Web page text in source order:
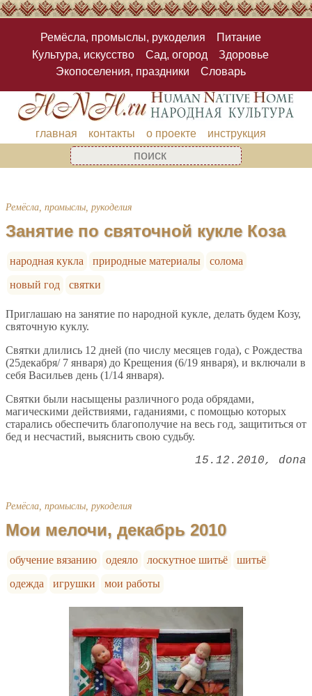
Ремёсла, промыслы, рукоделия
Питание
Культура, искусство
Сад, огород
Здоровье
Экопоселения, праздники
Словарь
главная контакты о проекте инструкция
Ремёсла, промыслы, рукоделия
Занятие по святочной кукле Коза
народная кукла природные материалы
солома
новый год
святки
Приглашаю на занятие по народной кукле, делать будем Козу,
святочную куклу.
Святки длились 12 дней (по числу месяцев года), с Рождества
(25декабря/ 7 января) до Крещения (6/19 января), и включали в
себя Васильев день (1/14 января).
Святки были насыщены различного рода обрядами,
магическими действиями, гаданиями, с помощью которых
старались обеспечить благополучие на весь год, защититься от
бед и несчастий, выяснить свою судьбу.
15.12.2010 dona
Ремёсла, промыслы, рукоделия
Мои мелочи, декабрь 2010
обучение вязанию одеяло лоскутное шитьё
шитьё
одежда
игрушки мои работы